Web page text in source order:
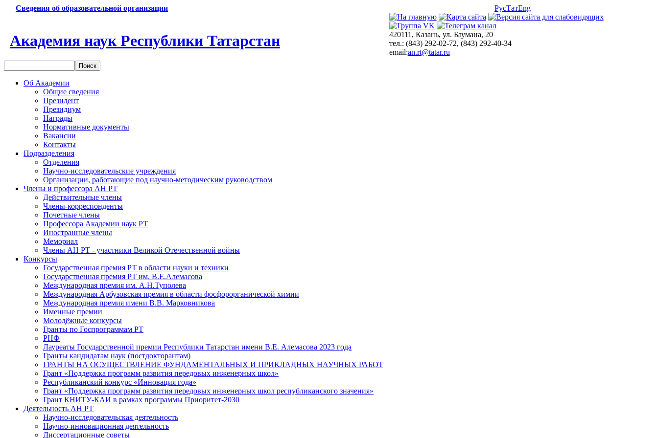
Сведения об образовательной организации РусТатEng
Академия наук Республики Татарстан
420111, Казань, ул. Баумана, 20
тел.: (843) 292-02-72, (843) 292-40-34
email:an.rt@tatar.ru
Об Академии
Общие сведения
Президент
Президиум
Награды
Нормативные документы
Вакансии
Контакты
Подразделения
Отделения
Научно-исследовательские учреждения
Организации, работающие под научно-методическим руководством
Члены и профессора АН РТ
Действительные члены
Члены-корреспонденты
Почетные члены
Профессора Академии наук РТ
Иностранные члены
Мемориал
Члены АН РТ - участники Великой Отечественной войны
Конкурсы
Государственная премия РТ в области науки и техники
Государственная премия РТ им. В.Е.Алемасова
Международная премия им. А.Н.Туполева
Международная Арбузовская премия в области фосфорорганической химии
Международная премия имени В.В. Марковникова
Именные премии
Молодёжные конкурсы
Гранты по Госпрограммам РТ
РНФ
Лауреаты Государственной премии Республики Татарстан имени В.Е. Алемасова 2023 года
Гранты кандидатам наук (постдокторантам)
ГРАНТЫ НА ОСУЩЕСТВЛЕНИЕ ФУНДАМЕНТАЛЬНЫХ И ПРИКЛАДНЫХ НАУЧНЫХ РАБОТ
Грант «Поддержка программ развития передовых инженерных школ»
Республиканский конкурс «Инновация года»
Грант «Поддержка программ развития передовых инженерных школ республиканского значения»
Грант КНИТУ-КАИ в рамках программы Приоритет-2030
Деятельность АН РТ
Научно-исследовательская деятельность
Научно-инновационная деятельность
Диссертационные советы